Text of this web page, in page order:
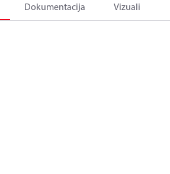
Dokumentacija Vizuali